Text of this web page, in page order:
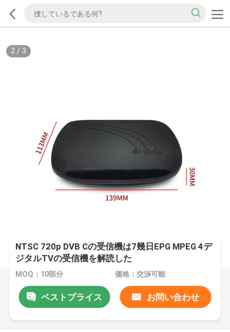
2/ 3
NTSC 720p DVB Cの受信機は7幾日EPG MPEG 4デ
ジタルTVの受信機を解読した
MOQ：10部分 価格：交渉可能
ベストプライス お問い合わせ